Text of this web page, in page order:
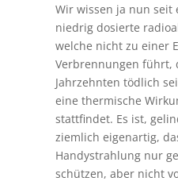
Wir wissen ja nun seit
niedrig dosierte
welche nicht zu einer
Verbrennungen führt,
Jahrzehnten tödlich
eine thermische
stattfindet. Es ist,
ziemlich eigenartig,
Handystrahlung nur
schützen, aber nicht